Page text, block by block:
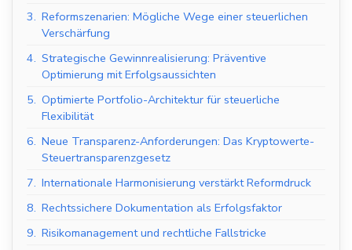
3. Reformszenarien: Mögliche Wege einer steuerlichen
Verschärfung
4. Strategische Gewinnrealisierung: Präventive
Optimierung mit Erfolgsaussichten
5. Optimierte Portfolio-Architektur für steuerliche
Flexibilität
6. Neue Transparenz-Anforderungen: Das Kryptowerte-
Steuertransparenzgesetz
7. Internationale Harmonisierung verstärkt Reformdruck
8. Rechtssichere Dokumentation als Erfolgsfaktor
9. Risikomanagement und rechtliche Fallstricke